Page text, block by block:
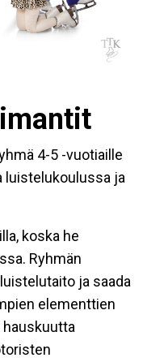
4-5 -vuotiaille
luistelukoulussa ja
koska he
Ryhmän
ja saada
elementtien